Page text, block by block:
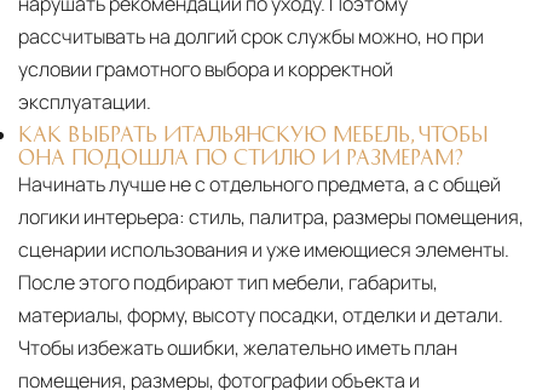
рассчитывать на долгий срок службы можно, но при
условии грамотного выбора и корректной
эксплуатации.
КАК ВЫБРАТЬ ИТАЛЬЯНСКУЮ МЕБЕЛЬ, ЧТОБЫ
ОНА ПОДОШЛА ПО СТИЛЮ И РАЗМЕРАМ?
Начинать лучше не с отдельного предмета, а с общей
логики интерьера: стиль, палитра, размеры помещения,
сценарии использования и уже имеющиеся элементы.
После этого подбирают тип мебели, габариты,
материалы, форму, высоту посадки, отделки и детали.
Чтобы избежать ошибки, желательно иметь план
помещения, размеры, фотографии объекта и